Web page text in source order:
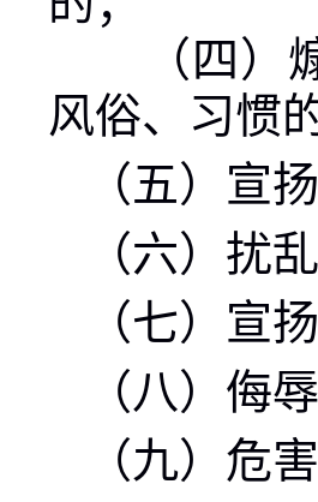
（四）煽
风俗、习惯的
（五）宣
（六）扰
（七）宣
（八）侮
（九）危